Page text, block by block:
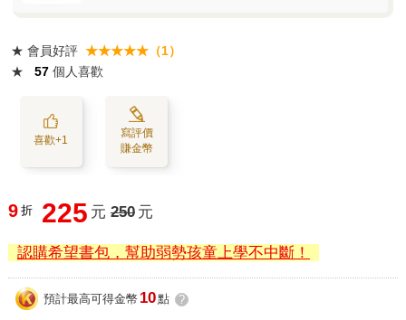
★ 會員好評 ★★★★★（1）
★
57 個人喜歡
喜歡+1
寫評價
賺金幣
9 折 225 元 250 元
認購希望書包，幫助弱勢孩童上學不中斷！
預計最高可得金幣 10點 ?